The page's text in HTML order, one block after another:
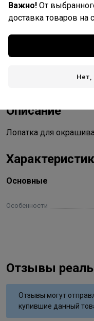
Описание
Лопатка для
Основные
Особенности
Отзывы
Отзывы могут
купившие данный
Важно! От
доставка товаров на
Нет,